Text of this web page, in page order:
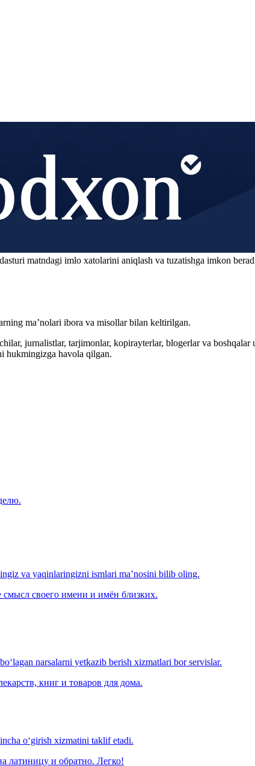
matndagi imlo xatolarini aniqlash va tuzatishga imkon
ma’nolari ibora va misollar bilan keltirilgan.
jurnalistlar, tarjimonlar, kopirayterlar, blogerlar va
hukmingizga havola qilgan.
va yaqinlaringizni ismlari ma’nosini bilib oling.
своего имени и имён близких.
narsalarni yetkazib berish xizmatlari bor servislar.
книг и товаров для дома.
o‘girish xizmatini taklif etadi.
латиницу и обратно. Легко!